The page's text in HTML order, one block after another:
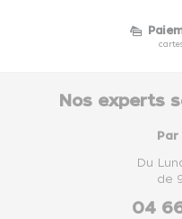
Nos experts
Par
Du
de
04